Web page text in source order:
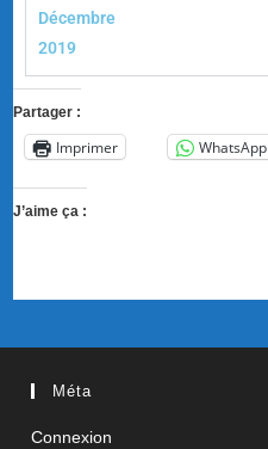
Décembre
2019
Partager :
Imprimer WhatsApp
J’aime ça :
Méta
Connexion